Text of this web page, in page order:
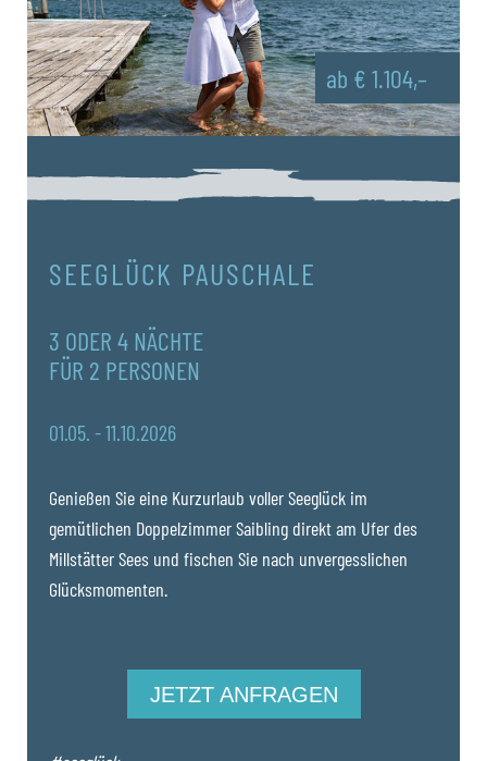
ab € 1.104,–
SEEGLÜCK PAUSCHALE
3 ODER 4 NÄCHTE
FÜR 2 PERSONEN
01.05. - 11.10.2026
Genießen Sie eine Kurzurlaub voller Seeglück im
gemütlichen Doppelzimmer Saibling direkt am Ufer des
Millstätter Sees und fischen Sie nach unvergesslichen
Glücksmomenten.
JETZT ANFRAGEN